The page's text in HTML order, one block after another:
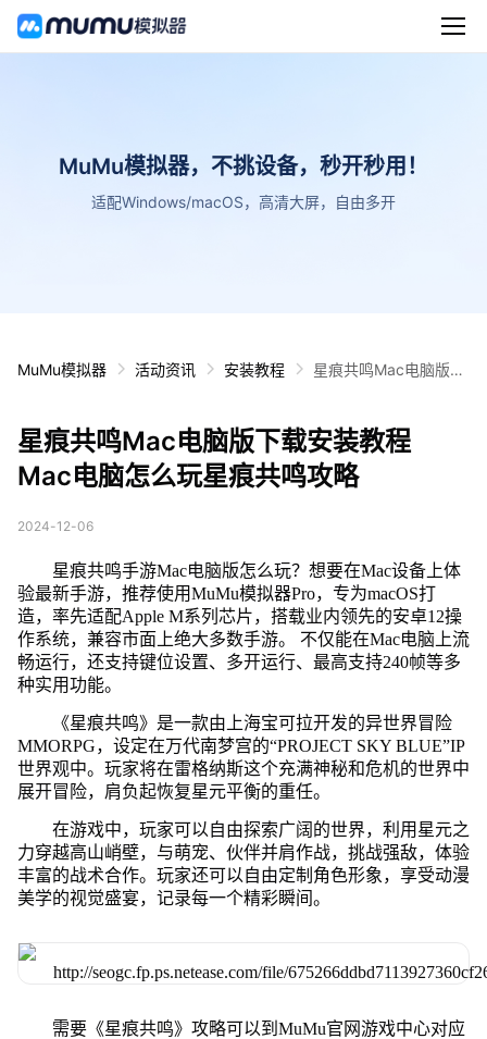
MuMu模拟器，不挑设备，秒开秒用！
适配Windows/macOS，高清大屏，自由多开
MuMu模拟器 活动资讯 安装教程
星痕共鸣Mac电脑版下
星痕共鸣Mac电脑版下载安装教程
Mac电脑怎么玩星痕共鸣攻略
2024-12-06
星痕共鸣手游Mac电脑版怎么玩？想要在Mac设备上体
验最新手游，推荐使用MuMu模拟器Pro，专为macOS打
造，率先适配Apple M系列芯片，搭载业内领先的安卓12操
作系统，兼容市面上绝大多数手游。 不仅能在Mac电脑上流
畅运行，还支持键位设置、多开运行、最高支持240帧等多
种实用功能。
《星痕共鸣》是一款由上海宝可拉开发的异世界冒险
MMORPG，设定在万代南梦宫的“PROJECT SKY BLUE”IP
世界观中。玩家将在雷格纳斯这个充满神秘和危机的世界中
展开冒险，肩负起恢复星元平衡的重任。
在游戏中，玩家可以自由探索广阔的世界，利用星元之
力穿越高山峭壁，与萌宠、伙伴并肩作战，挑战强敌，体验
丰富的战术合作。玩家还可以自由定制角色形象，享受动漫
美学的视觉盛宴，记录每一个精彩瞬间。
需要《星痕共鸣》攻略可以到MuMu官网游戏中心对应